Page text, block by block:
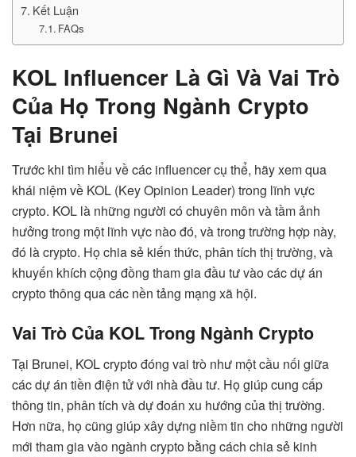
Kết Luận
FAQs
KOL Influencer Là Gì Và Vai Trò
Của Họ Trong Ngành Crypto
Tại Brunei
Trước khi tìm hiểu về các influencer cụ thể, hãy xem qua
khái niệm về KOL (Key Opinion Leader) trong lĩnh vực
crypto. KOL là những người có chuyên môn và tầm ảnh
hưởng trong một lĩnh vực nào đó, và trong trường hợp này,
đó là crypto. Họ chia sẻ kiến thức, phân tích thị trường, và
khuyến khích cộng đồng tham gia đầu tư vào các dự án
crypto thông qua các nền tảng mạng xã hội.
Vai Trò Của KOL Trong Ngành Crypto
Tại Brunei, KOL crypto đóng vai trò như một cầu nối giữa
các dự án tiền điện tử với nhà đầu tư. Họ giúp cung cấp
thông tin, phân tích và dự đoán xu hướng của thị trường.
Hơn nữa, họ cũng giúp xây dựng niềm tin cho những người
mới tham gia vào ngành crypto bằng cách chia sẻ kinh